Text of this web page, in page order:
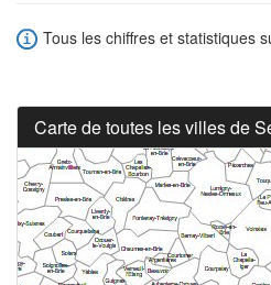
Tous les chiffres et statistiques
Carte de toutes les villes de